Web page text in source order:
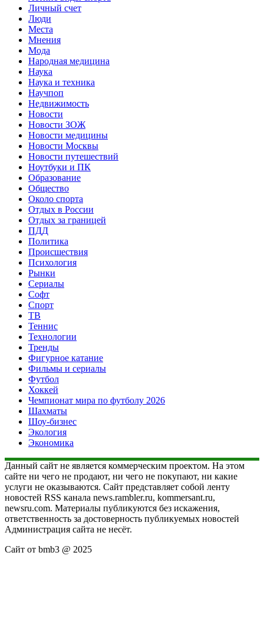
Личный счет
Люди
Места
Мнения
Мода
Народная медицина
Наука
Наука и техника
Научпоп
Недвижимость
Новости
Новости ЗОЖ
Новости медицины
Новости Москвы
Новости путешествий
Ноутбуки и ПК
Образование
Общество
Около спорта
Отдых в России
Отдых за границей
ПДД
Политика
Происшествия
Психология
Рынки
Сериалы
Софт
Спорт
ТВ
Теннис
Технологии
Тренды
Фигурное катание
Фильмы и сериалы
Футбол
Хоккей
Чемпионат мира по футболу 2026
Шахматы
Шоу-бизнес
Экология
Экономика
Данный сайт не является коммерческим проектом. На этом
сайте ни чего не продают, ни чего не покупают, ни какие
услуги не оказываются. Сайт представляет собой ленту
новостей RSS канала news.rambler.ru, kommersant.ru,
newsru.com. Материалы публикуются без искажения,
ответственность за достоверность публикуемых новостей
Администрация сайта не несёт.
Сайт от bmb3 @ 2025